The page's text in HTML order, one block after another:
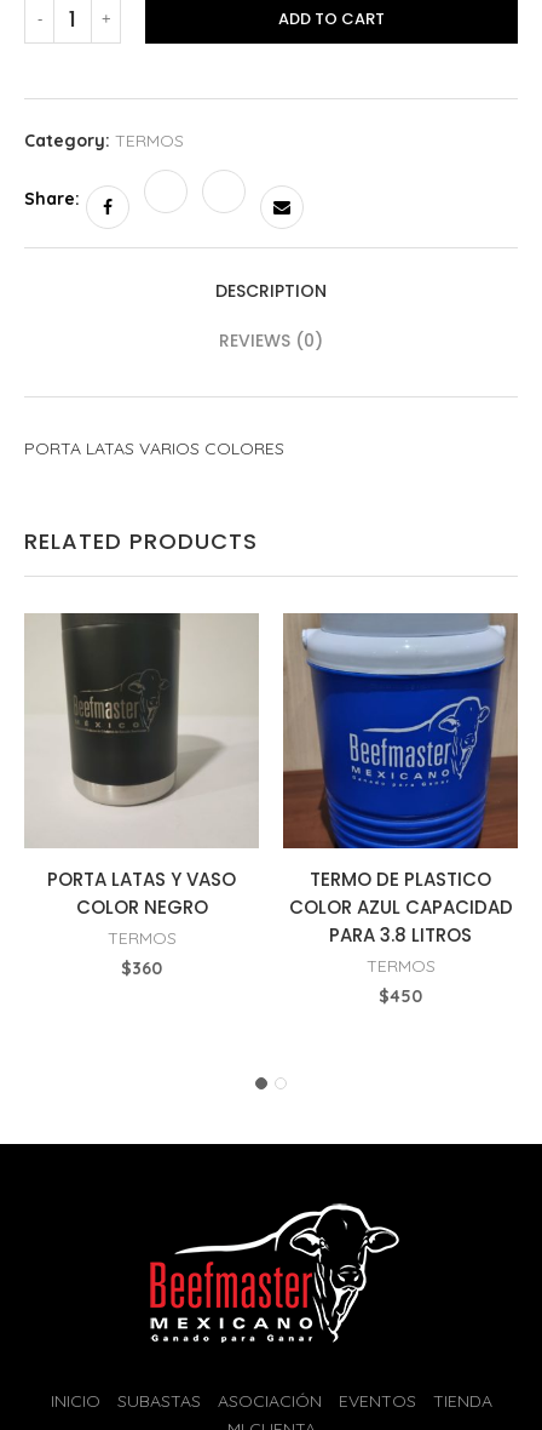
ADD TO CART
Category: TERMOS
Share:
DESCRIPTION
REVIEWS (0)
PORTA LATAS VARIOS COLORES
RELATED PRODUCTS
PORTA LATAS Y VASO
COLOR NEGRO
TERMOS
$360
TERMO DE PLASTICO
COLOR AZUL CAPACIDAD
PARA 3.8 LITROS
TERMOS
$450
INICIO SUBASTAS ASOCIACIÓN EVENTOS
TIENDA